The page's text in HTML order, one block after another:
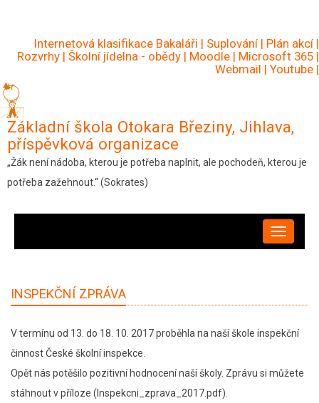
hlavnímuInternetová klasifikace Bakaláři | Suplování | Plán akcí |
Rozvrhy | Školní jídelna - obědy | Moodle | Microsoft 365 |
Webmail | Youtube |
Základní škola Otokara Březiny, Jihlava,
příspěvková organizace
„Žák není nádoba, kterou je potřeba naplnit, ale pochodeň, kterou je
potřeba zažehnout.“ (Sokrates)
INSPEKČNÍ ZPRÁVA
V termínu od 13. do 18. 10. 2017 proběhla na naší škole inspekční
činnost České školní inspekce.
Opět nás potěšilo pozitivní hodnocení naší školy. Zprávu si můžete
stáhnout v příloze (Inspekcni_zprava_2017.pdf).